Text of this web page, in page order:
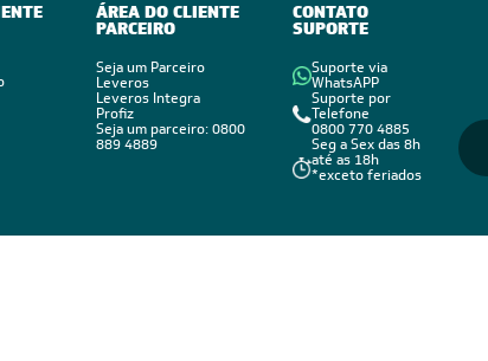
ÁREA DO CLIENTE
PARCEIRO
Seja um Parceiro
Leveros
Leveros Integra
Profiz
Seja um parceiro: 0800
889 4889
CONTATO
SUPORTE
Suporte via
WhatsAPP
Suporte por
Telefone
0800 770 4885
Seg a Sex das 8h
até as 18h
*exceto feriados